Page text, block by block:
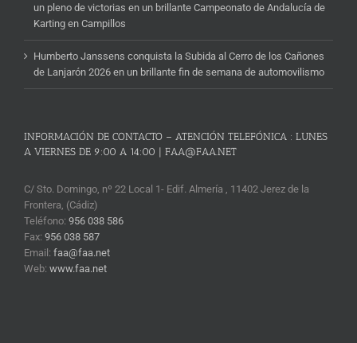
un pleno de victorias en un brillante Campeonato de Andalucía de
Karting en Campillos
Humberto Janssens conquista la Subida al Cerro de los Cañones
de Lanjarón 2026 en un brillante fin de semana de automovilismo
INFORMACIÓN DE CONTACTO – ATENCIÓN TELEFÓNICA : LUNES
A VIERNES DE 9:00 A 14:00 | FAA@FAA.NET
C/ Sto. Domingo, nº 22 Local 1- Edif. Almería , 11402 Jerez de la
Frontera, (Cádiz)
Teléfono: 956 038 586
Fax: 956 038 587
Email: faa@faa.net
Web: www.faa.net